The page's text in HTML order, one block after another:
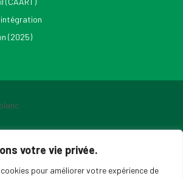
votre vie privée.
pour améliorer votre expérience de
(2025)